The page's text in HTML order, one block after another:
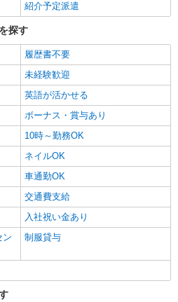
紹介予定派遣
探す
履歴書不要
未経験歓迎
英語が活かせる
ボーナス・賞与あり
10時～勤務OK
ネイルOK
車通勤OK
交通費支給
入社祝い金あり
ン
制服貸与